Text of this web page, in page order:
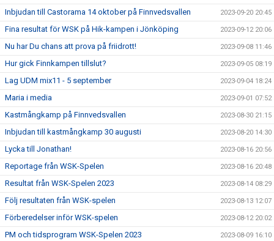
Inbjudan till Castorama 14 oktober på Finnvedsvallen 2023-09-20 20:45
Fina resultat för WSK på Hik-kampen i Jönköping 2023-09-12 20:06
Nu har Du chans att prova på friidrott! 2023-09-08 11:46
Hur gick Finnkampen tillslut? 2023-09-05 08:19
Lag UDM mix11 - 5 september 2023-09-04 18:24
Maria i media 2023-09-01 07:52
Kastmångkamp på Finnvedsvallen 2023-08-30 21:15
Inbjudan till kastmångkamp 30 augusti 2023-08-20 14:30
Lycka till Jonathan! 2023-08-16 20:56
Reportage från WSK-Spelen 2023-08-16 20:48
Resultat från WSK-Spelen 2023 2023-08-14 08:29
Följ resultaten från WSK-spelen 2023-08-13 12:07
Förberedelser inför WSK-spelen 2023-08-12 20:02
PM och tidsprogram WSK-Spelen 2023 2023-08-09 16:10